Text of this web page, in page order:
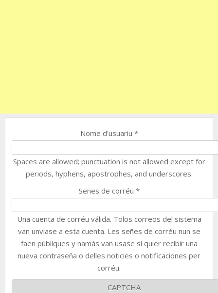
Nome d'usuariu *
Spaces are allowed; punctuation is not allowed except for
periods, hyphens, apostrophes, and underscores.
Señes de corréu *
Una cuenta de corréu válida. Tolos correos del sistema
van unviase a esta cuenta. Les señes de corréu nun se
faen públiques y namás van usase si quier recibir una
nueva contraseña o delles noticies o notificaciones per
corréu.
CAPTCHA